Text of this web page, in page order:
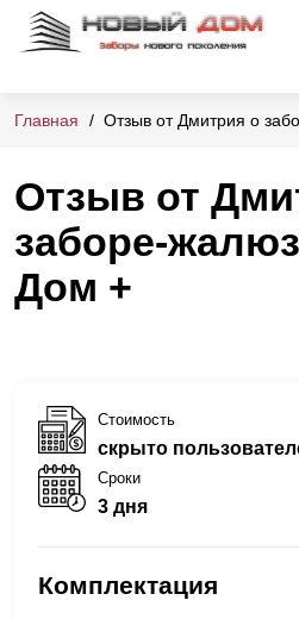
Главная Отзыв от Дмитрия о
Отзыв от
заборе-
Дом +
Стоимость
скрыто
Сроки
3 дня
Комплектация